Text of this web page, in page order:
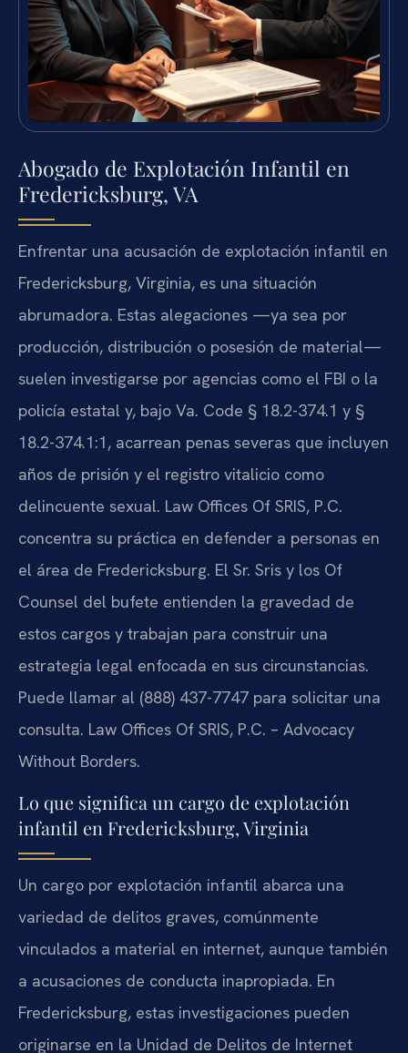
Abogado de Explotación Infantil en
Fredericksburg, VA
Enfrentar una acusación de explotación infantil en
Fredericksburg, Virginia, es una situación
abrumadora. Estas alegaciones —ya sea por
producción, distribución o posesión de material—
suelen investigarse por agencias como el FBI o la
policía estatal y, bajo Va. Code § 18.2-374.1 y §
18.2-374.1:1, acarrean penas severas que incluyen
años de prisión y el registro vitalicio como
delincuente sexual. Law Offices Of SRIS, P.C.
concentra su práctica en defender a personas en
el área de Fredericksburg. El Sr. Sris y los Of
Counsel del bufete entienden la gravedad de
estos cargos y trabajan para construir una
estrategia legal enfocada en sus circunstancias.
Puede llamar al (888) 437-7747 para solicitar una
consulta. Law Offices Of SRIS, P.C. – Advocacy
Without Borders.
Lo que significa un cargo de explotación
infantil en Fredericksburg, Virginia
Un cargo por explotación infantil abarca una
variedad de delitos graves, comúnmente
vinculados a material en internet, aunque también
a acusaciones de conducta inapropiada. En
Fredericksburg, estas investigaciones pueden
originarse en la Unidad de Delitos de Internet